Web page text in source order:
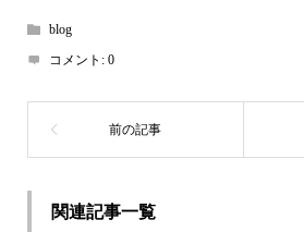
blog
コメント: 0
関連記事一覧